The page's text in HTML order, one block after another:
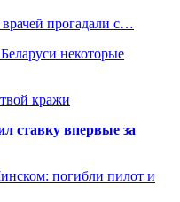
врачей прогадали с…
некоторые
кражи
ставку впервые за
погибли пилот и